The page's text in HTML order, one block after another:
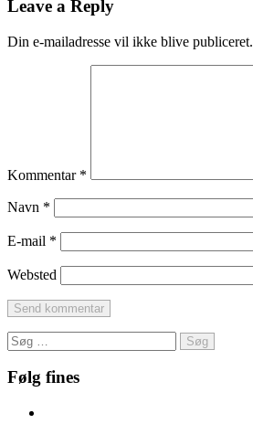
Leave a Reply
Din e-mailadresse vil ikke blive publiceret.
Kommentar *
Navn *
E-mail *
Websted
Søg
efter:
Følg fines